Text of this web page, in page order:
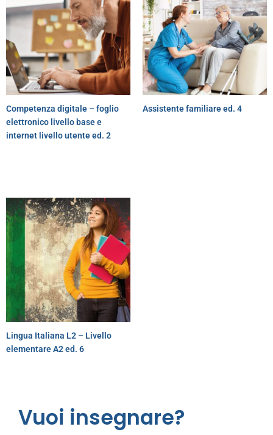
Competenza digitale – foglio
elettronico livello base e
internet livello utente ed. 2
Assistente familiare ed. 4
Lingua Italiana L2 – Livello
elementare A2 ed. 6
Vuoi insegnare?